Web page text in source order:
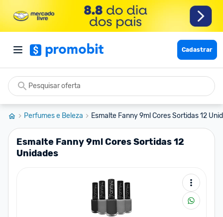
Cadastrar
Perfumes e Beleza Esmalte Fanny 9ml Cores Sortidas 12
Esmalte Fanny 9ml Cores Sortidas 12
Unidades